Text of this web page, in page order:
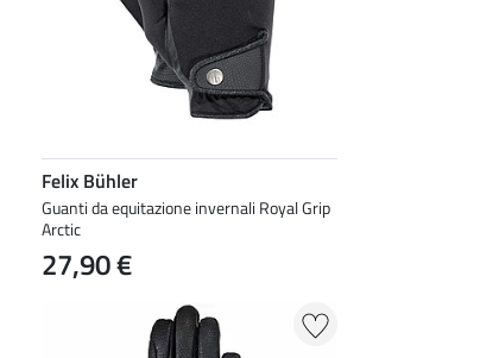
Felix Bühler
Guanti da equitazione invernali Royal Grip
Arctic
27,90 €